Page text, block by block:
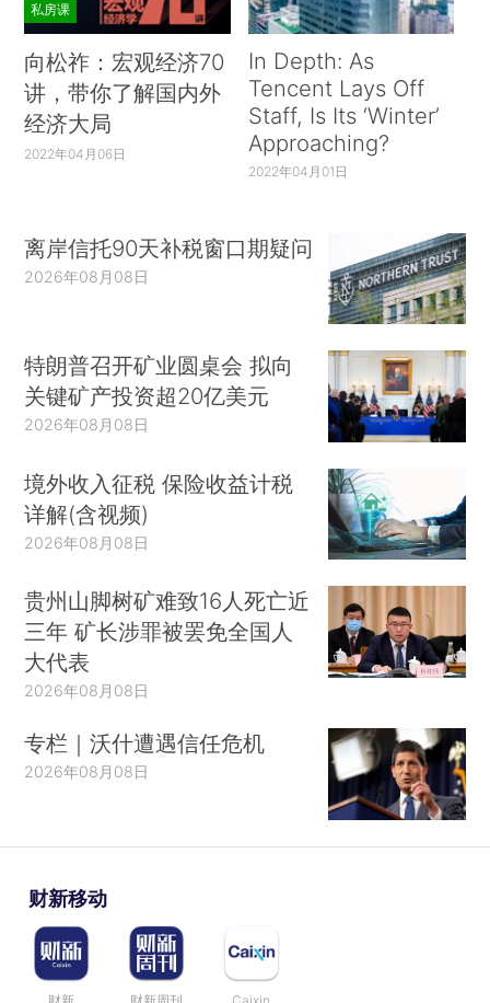
私房课
向松祚：宏观经济70
讲，带你了解国内外
经济大局
2022年04月06日
In Depth: As
Tencent Lays Off
Staff, Is Its ‘Winter’
Approaching?
2022年04月01日
离岸信托90天补税窗口期疑问
2026年08月08日
特朗普召开矿业圆桌会 拟向
关键矿产投资超20亿美元
2026年08月08日
境外收入征税 保险收益计税
详解(含视频)
2026年08月08日
贵州山脚树矿难致16人死亡近
三年 矿长涉罪被罢免全国人
大代表
2026年08月08日
专栏｜沃什遭遇信任危机
2026年08月08日
财新移动